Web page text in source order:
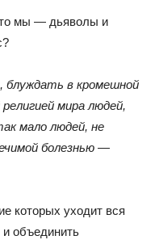
мы ― дьяволы и
блуждать в кромешной
мира людей,
мало людей, не
болезнью ―
которых уходит вся
и объединить